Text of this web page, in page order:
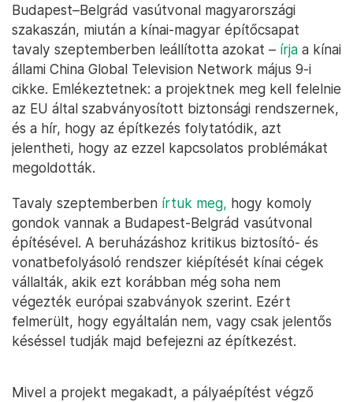
Budapest–Belgrád vasútvonal magyarországi
szakaszán, miután a kínai-magyar építőcsapat
tavaly szeptemberben leállította azokat – írja a kínai
állami China Global Television Network május 9-i
cikke. Emlékeztetnek: a projektnek meg kell felelnie
az EU által szabványosított biztonsági rendszernek,
és a hír, hogy az építkezés folytatódik, azt
jelentheti, hogy az ezzel kapcsolatos problémákat
megoldották.
Tavaly szeptemberben írtuk meg, hogy komoly
gondok vannak a Budapest-Belgrád vasútvonal
építésével. A beruházáshoz kritikus biztosító- és
vonatbefolyásoló rendszer kiépítését kínai cégek
vállalták, akik ezt korábban még soha nem
végezték európai szabványok szerint. Ezért
felmerült, hogy egyáltalán nem, vagy csak jelentős
késéssel tudják majd befejezni az építkezést.
Mivel a projekt megakadt, a pályaépítést végző